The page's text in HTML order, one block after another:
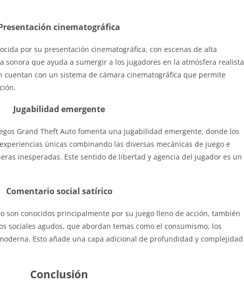
cinematográfica
por su presentación cinematográfica, con escenas de alta
sonora que ayuda a sumergir a los jugadores en la atmósfera realista
cuentan con un sistema de cámara cinematográfica que permite
Jugabilidad emergente
Grand Theft Auto fomenta una jugabilidad emergente, donde los
únicas combinando las diversas mecánicas de juego e
inesperadas. Este sentido de libertad y agencia del jugador es un
Comentario social satírico
son conocidos principalmente por su juego lleno de acción, también
sociales agudos, que abordan temas como el consumismo, los
Esto añade una capa adicional de profundidad y complejidad
Conclusión